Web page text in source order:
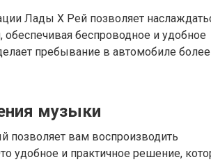
Лады Х Рей позволяет
беспроводное и удобное
пребывание в автомобиле более
музыки
позволяет вам воспроизводить
удобное и практичное решение,